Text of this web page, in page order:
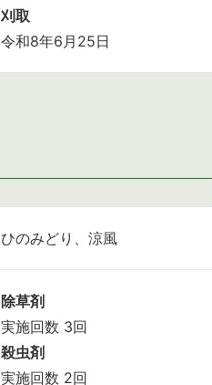
刈取
令和8年6月25日
ひのみどり、涼風
除草剤
実施回数 3回
殺虫剤
実施回数 2回